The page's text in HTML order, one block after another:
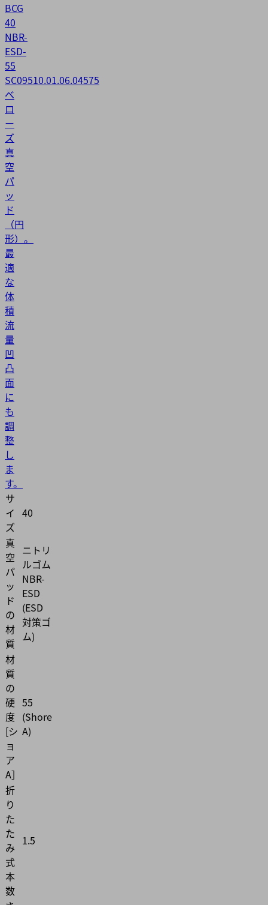
BCG
40
NBR-
ESD-
55
SC09510.01.06.04575
ベ
ロ
ー
ズ
真
空
パ
ッ
ド
（円
形）。
最
適
な
体
積
流
量
凹
凸
面
に
も
調
整
し
ま
す。
サ
イ
ズ
40
真
空
パ
ッ
ド
の
材
質
ニトリ
ルゴム
NBR-
ESD
(ESD
対策ゴ
ム)
材
質
の
硬
度
[シ
ョ
ア
A］
55
(Shore
A)
折
り
た
た
み
式
本
数
1.5